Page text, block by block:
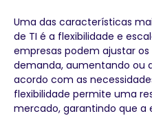
Uma das características
de TI é a flexibilidade e
empresas podem ajustar
demanda, aumentando ou
acordo com as
flexibilidade permite uma
mercado, garantindo que a